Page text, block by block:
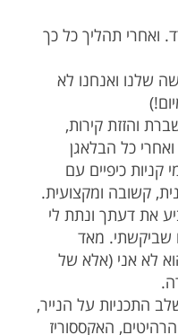
ואחרי תהליך כל כך
שלנו ואנחנו לא
והזזת קירות,
כל הבלאגן
קניות כיפיים עם
קשובה ומקצועית.
את דעתך ונתת לי
שביקשתי. מאד
לא אני (אלא של
התכניות על הנייר,
האקססוריז